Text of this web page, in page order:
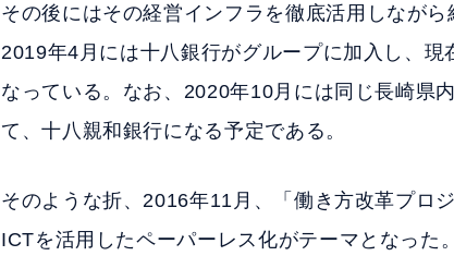
その後にはその経営インフラを徹底活用しなが
2019年4月には十八銀行がグループに加入し、
なっている。なお、2020年10月には同じ長崎県
て、十八親和銀行になる予定である。
そのような折、2016年11月、「働き方改革プロ
ICTを活用したペーパーレス化がテーマとなった